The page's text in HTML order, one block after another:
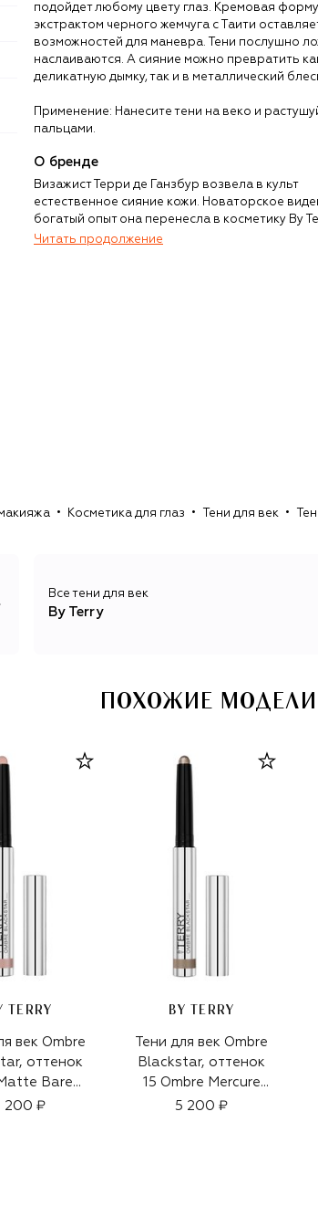
подойдет любому цвету глаз. Кремовая
экстрактом черного жемчуга с Таити
возможностей для маневра. Тени послушно
наслаиваются. А сияние можно превратить
деликатную дымку, так и в металлический
Применение: Нанесите тени на веко и
пальцами.
О бренде
Визажист Терри де Ганзбур возвела в культ
естественное сияние кожи. Новаторское
богатый опыт она перенесла в косметику By
Читать продолжение
Косметика для глаз Тени для век
Все тени для век
By Terry
ПОХОЖИЕ МОДЕЛИ
TERRY
век Ombre
оттенок
Bare
200 ₽
BY TERRY
Тени для век Ombre
Blackstar, оттенок
15 Ombre Mercure
(1,64g)
5 200 ₽